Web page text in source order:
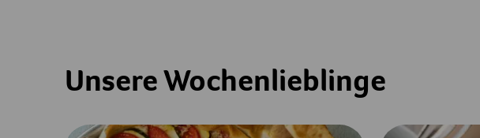
Unsere Wochenlieblinge